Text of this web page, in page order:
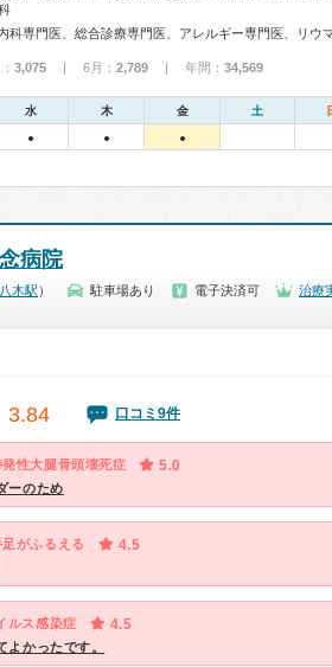
3,075 | 6月： 2,789 | 年間： 34,569
水 木 金 土
● ● ●
病院
木駅 ） 駐車場あり 電子決済可
治療
3.84 口コミ9件
性大腿骨頭壊死症 5.0
ーのため
がふるえる 4.5
ルス感染症 4.5
よかったです。